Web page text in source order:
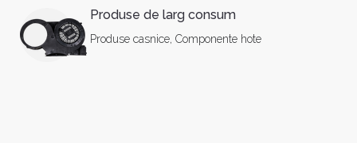
Produse de larg consum
Produse casnice, Componente hote